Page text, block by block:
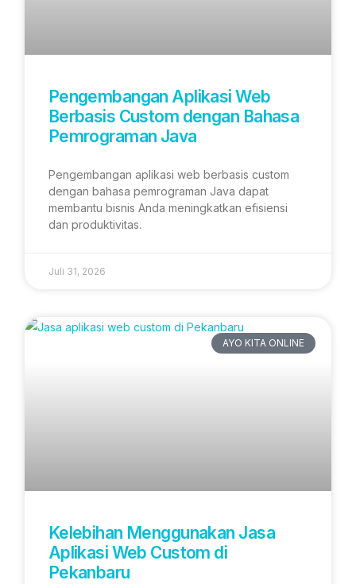
Pengembangan Aplikasi Web
Berbasis Custom dengan Bahasa
Pemrograman Java
Pengembangan aplikasi web berbasis custom
dengan bahasa pemrograman Java dapat
membantu bisnis Anda meningkatkan efisiensi
dan produktivitas.
Juli 31, 2026
AYO KITA ONLINE
Kelebihan Menggunakan Jasa
Aplikasi Web Custom di
Pekanbaru